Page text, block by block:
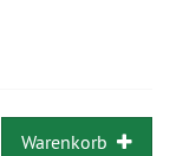
Warenkorb